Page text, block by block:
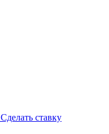
Сделать ставку